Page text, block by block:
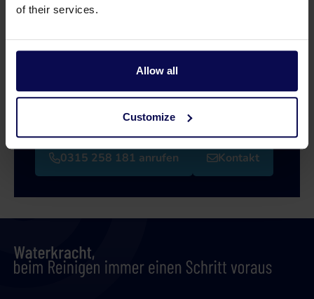
of their services.
Allow all
Customize
Hilfe?
Unsere Spezialisten helfen Ihnen gerne weiter
bei der Suche nach einer passenden Lösung für
0315 258 181 anrufen Kontakt